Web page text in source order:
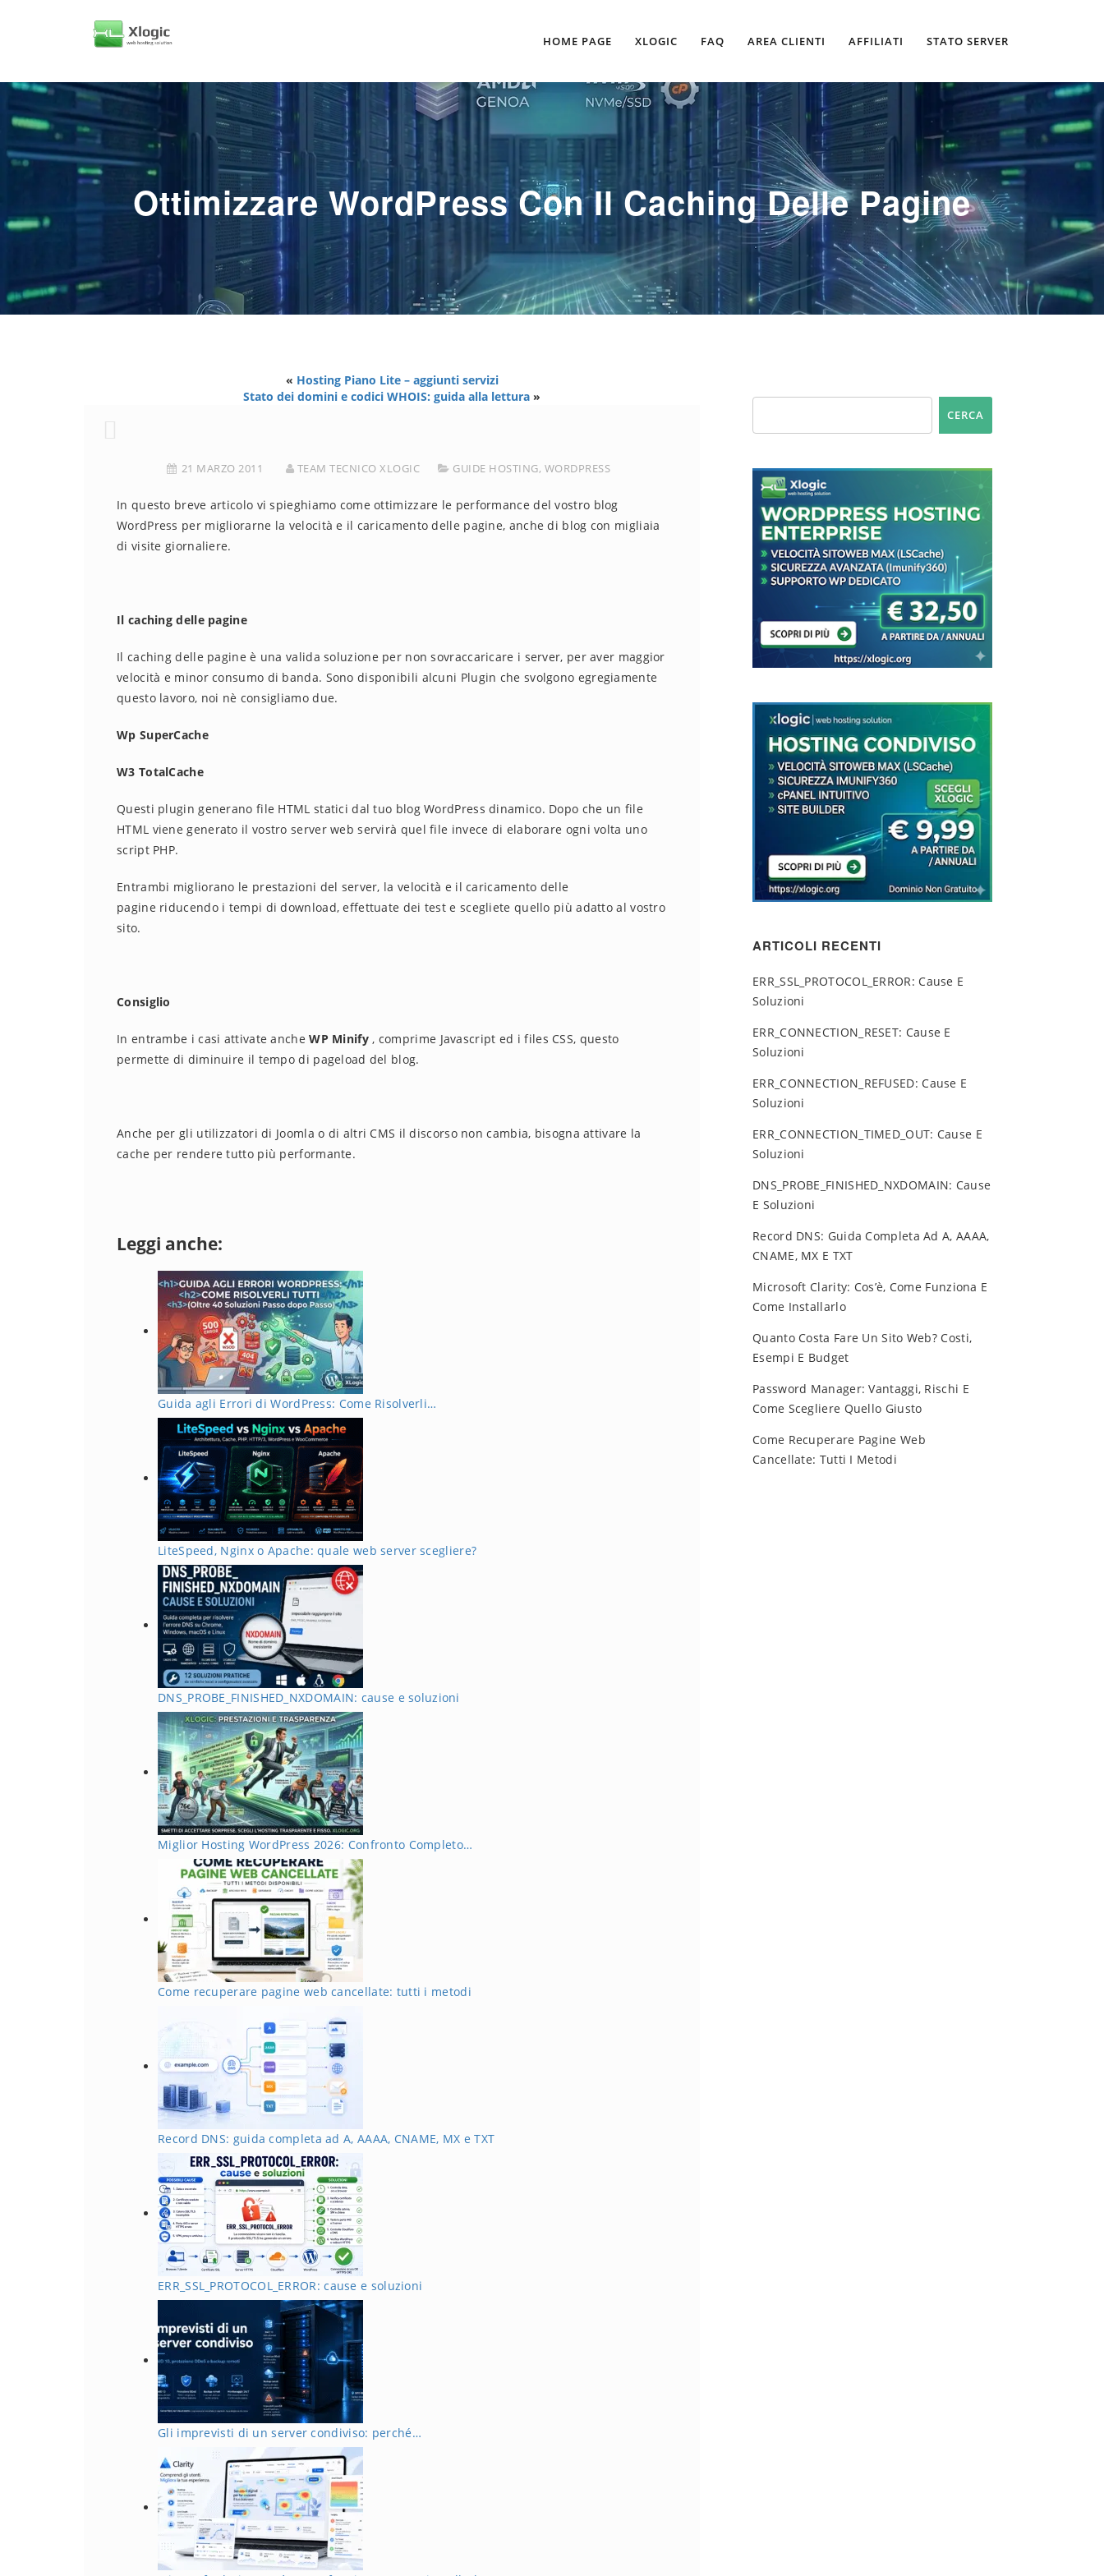
HOME PAGE XLOGIC FAQ AREA CLIENTI AFFILIATI STATO SERVER
Ottimizzare WordPress Con Il Caching Delle Pagine
« Hosting Piano Lite – aggiunti servizi
Stato dei domini e codici WHOIS: guida alla lettura »
21 MARZO 2011 TEAM TECNICO XLOGIC GUIDE HOSTING, WORDPRESS
In questo breve articolo vi spieghiamo come ottimizzare le performance del vostro blog
WordPress per migliorarne la velocità e il caricamento delle pagine, anche di blog con migliaia
di visite giornaliere.
Il caching delle pagine
Il caching delle pagine è una valida soluzione per non sovraccaricare i server, per aver maggior
velocità e minor consumo di banda. Sono disponibili alcuni Plugin che svolgono egregiamente
questo lavoro, noi nè consigliamo due.
Wp SuperCache
W3 TotalCache
Questi plugin generano file HTML statici dal tuo blog WordPress dinamico. Dopo che un file
HTML viene generato il vostro server web servirà quel file invece di elaborare ogni volta uno
script PHP.
Entrambi migliorano le prestazioni del server, la velocità e il caricamento delle
pagine riducendo i tempi di download, effettuate dei test e scegliete quello più adatto al vostro
sito.
Consiglio
In entrambe i casi attivate ancheWP Minify, comprime Javascript ed i files CSS, questo
permette di diminuire il tempo di pageload del blog.
Anche per gli utilizzatori di Joomla o di altri CMS il discorso non cambia, bisogna attivare la
cache per rendere tutto più performante.
Leggi anche:
Guida agli Errori di WordPress: Come Risolverli…
LiteSpeed, Nginx o Apache: quale web server scegliere?
DNS_PROBE_FINISHED_NXDOMAIN: cause e soluzioni
Miglior Hosting WordPress 2026: Confronto Completo…
Come recuperare pagine web cancellate: tutti i metodi
Record DNS: guida completa ad A, AAAA, CNAME, MX e TXT
ERR_SSL_PROTOCOL_ERROR: cause e soluzioni
Gli imprevisti di un server condiviso: perché…
ARTICOLI RECENTI
ERR_SSL_PROTOCOL_ERROR: Cause E
Soluzioni
ERR_CONNECTION_RESET: Cause E
Soluzioni
ERR_CONNECTION_REFUSED: Cause E
Soluzioni
ERR_CONNECTION_TIMED_OUT: Cause E
Soluzioni
DNS_PROBE_FINISHED_NXDOMAIN: Cause
E Soluzioni
Record DNS: Guida Completa Ad A, AAAA,
CNAME, MX E TXT
Microsoft Clarity: Cos’è, Come Funziona E
Come Installarlo
Quanto Costa Fare Un Sito Web? Costi,
Esempi E Budget
Password Manager: Vantaggi, Rischi E
Come Scegliere Quello Giusto
Come Recuperare Pagine Web
Cancellate: Tutti I Metodi